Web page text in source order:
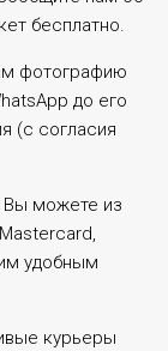
бесплатно.
фотографию
до его
(с согласия
Вы можете из
удобным
курьеры